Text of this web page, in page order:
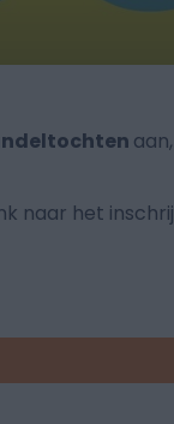
aan,
het